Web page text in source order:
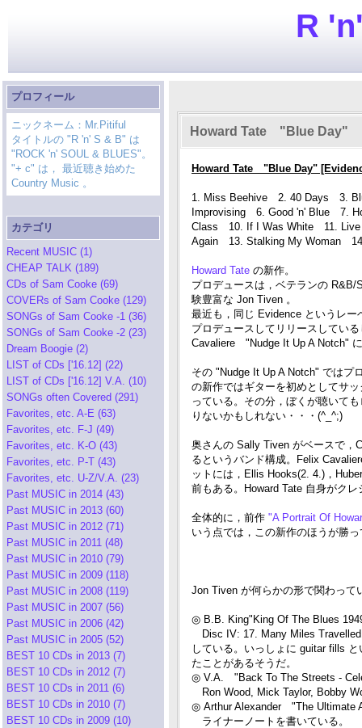
R
プロフィール
ニックネーム：Mr.Pitiful
タイトルの "R 'n' S & B" は
"ROCK 'n' SOUL & BLUES"。
"+ c" は， 最近聴き始めた
Country Music 。
カテゴリ
Recent MUSIC (1)
CHEAP TALK (189)
CDs of Sam Cooke (69)
COVERs of Sam Cooke (129)
SONGs of Sam Cooke -1 (36)
SONGs of Sam Cooke -2 (23)
Dream Boogie (2)
LIST of CDs ['16.12] (22)
LIST of CDs ['16.12] V.A. (10)
SONGs often Covered (291)
Favorites, etc. A-E (63)
Favorites, etc. F-J (49)
Favorites, etc. K-O (43)
Favorites, etc. P-T (43)
Favorites, etc. U-Z/V.A. (23)
Past MUSIC in 2014 (43)
Past MUSIC in 2013 (60)
Past MUSIC in 2012 (71)
Past MUSIC in 2011 (48)
Past MUSIC in 2010 (79)
Past MUSIC in 2009 (118)
Past MUSIC in 2008 (119)
Past MUSIC in 2007 (56)
Past MUSIC in 2006 (42)
Past MUSIC in 2005 (52)
BEST 10 CDs in 2013 (7)
BEST 10 CDs in 2012 (7)
BEST 10 CDs in 2011 (6)
BEST 10 CDs in 2010 (7)
BEST 10 CDs in 2009 (10)
Howard Tate "Blue Day"
Howard Tate "Blue Day"
1. Miss Beehive 2. 40 Days 3.
Improvising 6. Good 'n' Blue 7.
Class 10. If I Was White 11. Live
Again 13. Stalking My Woman
Howard Tate の新作。
プロデュースは，ベテランの
験豊富な Jon Tiven 。
最近も，同じ Evidence というレ
プロデュースしてリリースしてい
Cavaliere "Nudge It Up A Notch"
その "Nudge It Up A Notch" ではプ
の新作ではギターを初めとしてサ
っている。その分，ぼくが聴いて
りないかもしれない・・・(^_^;)
奥さんの Sally Tiven がベースで，
るというバンド構成。Felix
ットには，Ellis Hooks(2. 4.)，
前もある。Howard Tate 自身がク
全体的に，前作 "A Portrait Of
いう点では，この新作のほうが勝
Jon Tiven が何らかの形で関わって
◎ B.B. King"King Of The Blues
Disc IV: 17. Many Miles Travelled
している。いっしょに guitar fills
たことがあるそうだ。
◎ V.A. "Back To The Streets -
Ron Wood, Mick Taylor, Bobby
◎ Arthur Alexander "The Ultimate
ライナーノートを書いている。